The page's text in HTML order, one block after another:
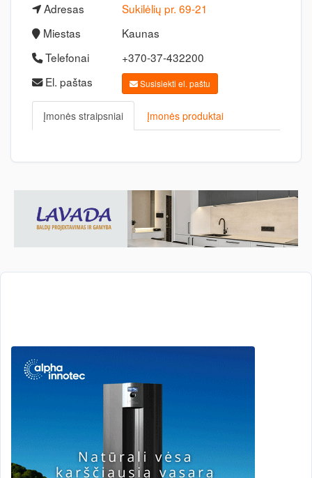
Adresas
Sukilėlių pr. 69-21
Miestas
Kaunas
Telefonai
+370-37-432200
El. paštas
Susisiekti el. paštu
Įmonės straipsniai Įmonės produktai